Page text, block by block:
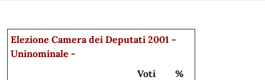
Elezione Camera dei Deputati 2001 -
Uninominale -
Voti
%